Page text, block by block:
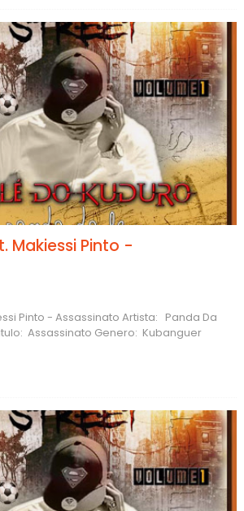
Makiessi Pinto -
Pinto - Assassinato Artista: Panda Da
Assassinato Genero: Kubanguer